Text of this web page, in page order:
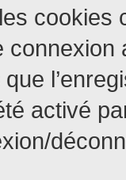
cookies
activé